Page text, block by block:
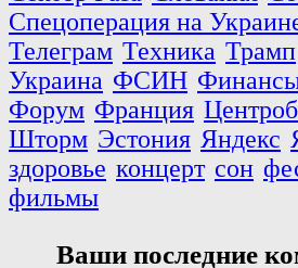
Спецоперация на
Телеграм Техника Трамп
Украина ФСИН
Форум Франция
Шторм Эстония Яндекс
здоровье концерт сон
фильмы
Ваши последние